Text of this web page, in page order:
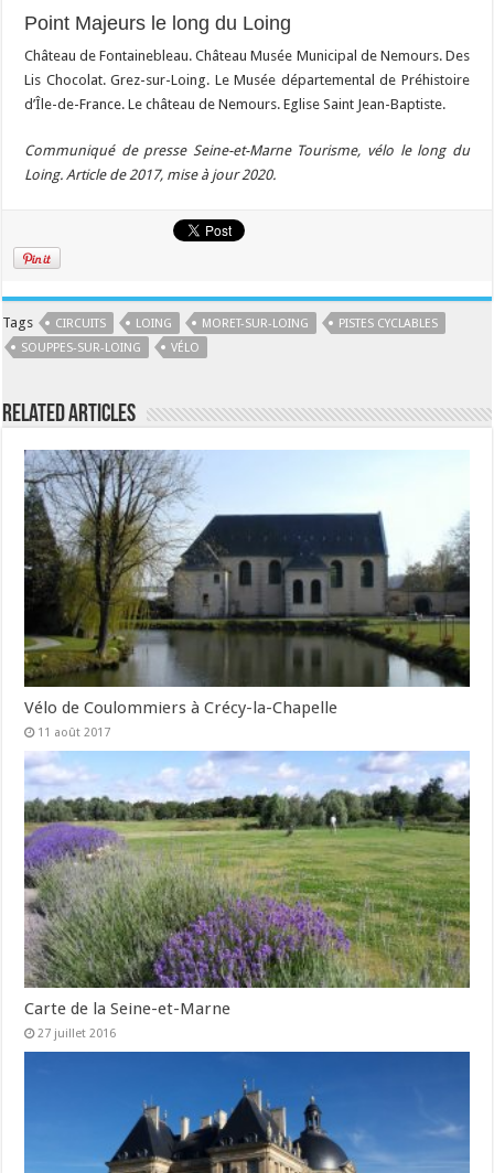
Point Majeurs le long du Loing
Château de Fontainebleau. Château Musée Municipal de Nemours. Des
Lis Chocolat. Grez-sur-Loing. Le Musée départemental de Préhistoire
d’Île-de-France. Le château de Nemours. Eglise Saint Jean-Baptiste.
Communiqué de presse Seine-et-Marne Tourisme, vélo le long du
Loing. Article de 2017, mise à jour 2020.
Tags CIRCUITS LOING MORET-SUR-LOING
PISTES CYCLABLES
SOUPPES-SUR-LOING
VÉLO
Related Articles
Vélo de Coulommiers à Crécy-la-Chapelle
11 août 2017
Carte de la Seine-et-Marne
27 juillet 2016